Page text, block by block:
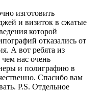
изготовить
и визиток в сжатые
которой
отказались от
А вот ребята из
нас очень
и полиграфию в
Спасибо вам
P.S. Отдельное